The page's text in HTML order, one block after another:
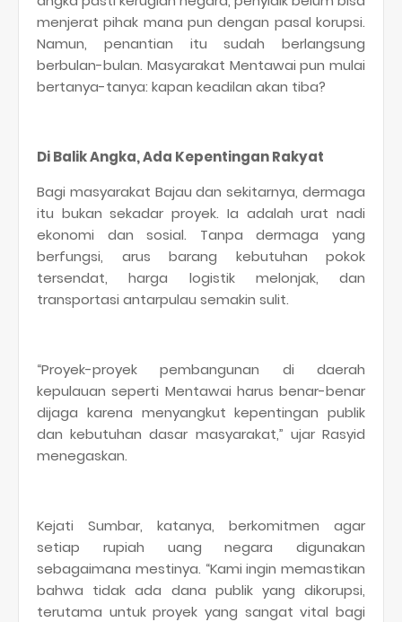
menjerat pihak mana pun dengan pasal korupsi.
Namun, penantian itu sudah berlangsung
berbulan-bulan. Masyarakat Mentawai pun mulai
bertanya-tanya: kapan keadilan akan tiba?
Di Balik Angka, Ada Kepentingan Rakyat
Bagi masyarakat Bajau dan sekitarnya, dermaga
itu bukan sekadar proyek. Ia adalah urat nadi
ekonomi dan sosial. Tanpa dermaga yang
berfungsi, arus barang kebutuhan pokok
tersendat, harga logistik melonjak, dan
transportasi antarpulau semakin sulit.
“Proyek-proyek pembangunan di daerah
kepulauan seperti Mentawai harus benar-benar
dijaga karena menyangkut kepentingan publik
dan kebutuhan dasar masyarakat,” ujar Rasyid
menegaskan.
Kejati Sumbar, katanya, berkomitmen agar
setiap rupiah uang negara digunakan
sebagaimana mestinya. “Kami ingin memastikan
bahwa tidak ada dana publik yang dikorupsi,
terutama untuk proyek yang sangat vital bagi